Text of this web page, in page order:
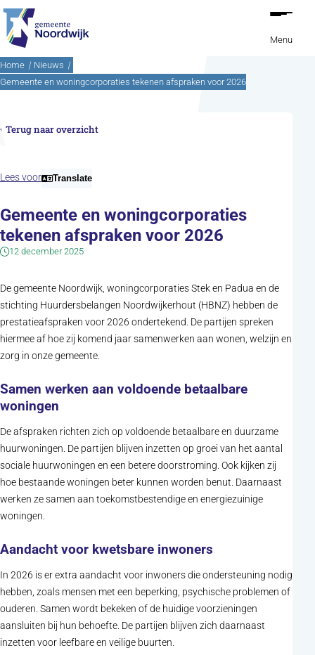
Ga naar de inhoud
Menu
Home
Nieuws
Gemeente en woningcorporaties tekenen afspraken voor 2026
Terug naar overzicht
Lees voor Translate
Gemeente en woningcorporaties
tekenen afspraken voor 2026
12 december 2025
De gemeente Noordwijk, woningcorporaties Stek en Padua en de
stichting Huurdersbelangen Noordwijkerhout (HBNZ) hebben de
prestatieafspraken voor 2026 ondertekend. De partijen spreken
hiermee af hoe zij komend jaar samenwerken aan wonen, welzijn en
zorg in onze gemeente.
Samen werken aan voldoende betaalbare
woningen
De afspraken richten zich op voldoende betaalbare en duurzame
huurwoningen. De partijen blijven inzetten op groei van het aantal
sociale huurwoningen en een betere doorstroming. Ook kijken zij
hoe bestaande woningen beter kunnen worden benut. Daarnaast
werken ze samen aan toekomstbestendige en energiezuinige
woningen.
Aandacht voor kwetsbare inwoners
In 2026 is er extra aandacht voor inwoners die ondersteuning nodig
hebben, zoals mensen met een beperking, psychische problemen of
ouderen. Samen wordt bekeken of de huidige voorzieningen
aansluiten bij hun behoefte. De partijen blijven zich daarnaast
inzetten voor leefbare en veilige buurten.